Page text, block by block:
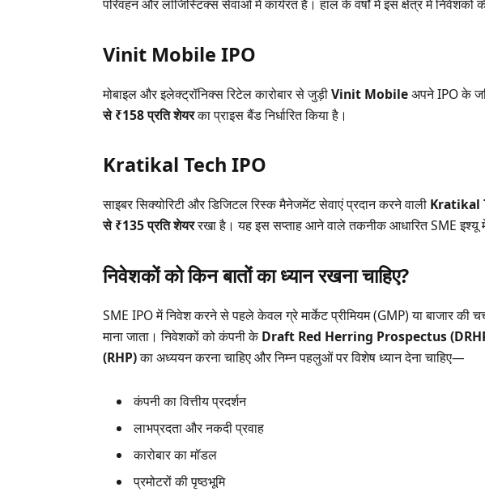
परिवहन और लॉजिस्टिक्स सेवाओं में कार्यरत है। हाल के वर्षों में इस क्षेत्र में निवेशकों
Vinit Mobile IPO
मोबाइल और इलेक्ट्रॉनिक्स रिटेल कारोबार से जुड़ीVinit Mobileअपने IPO के
से ₹158 प्रति शेयरका प्राइस बैंड निर्धारित किया है।
Kratikal Tech IPO
साइबर सिक्योरिटी और डिजिटल रिस्क मैनेजमेंट सेवाएं प्रदान करने वाली Kratikal
से ₹135 प्रति शेयररखा है। यह इस सप्ताह आने वाले तकनीक आधारित SME इश्यू
निवेशकों को किन बातों का ध्यान रखना चाहिए?
SME IPO में निवेश करने से पहले केवल ग्रे मार्केट प्रीमियम (GMP) या बाजार की
माना जाता। निवेशकों को कंपनी केDraft Red Herring Prospectus
(RHP)का अध्ययन करना चाहिए और निम्न पहलुओं पर विशेष ध्यान देना चाहिए—
कंपनी का वित्तीय प्रदर्शन
लाभप्रदता और नकदी प्रवाह
कारोबार का मॉडल
प्रमोटरों की पृष्ठभूमि